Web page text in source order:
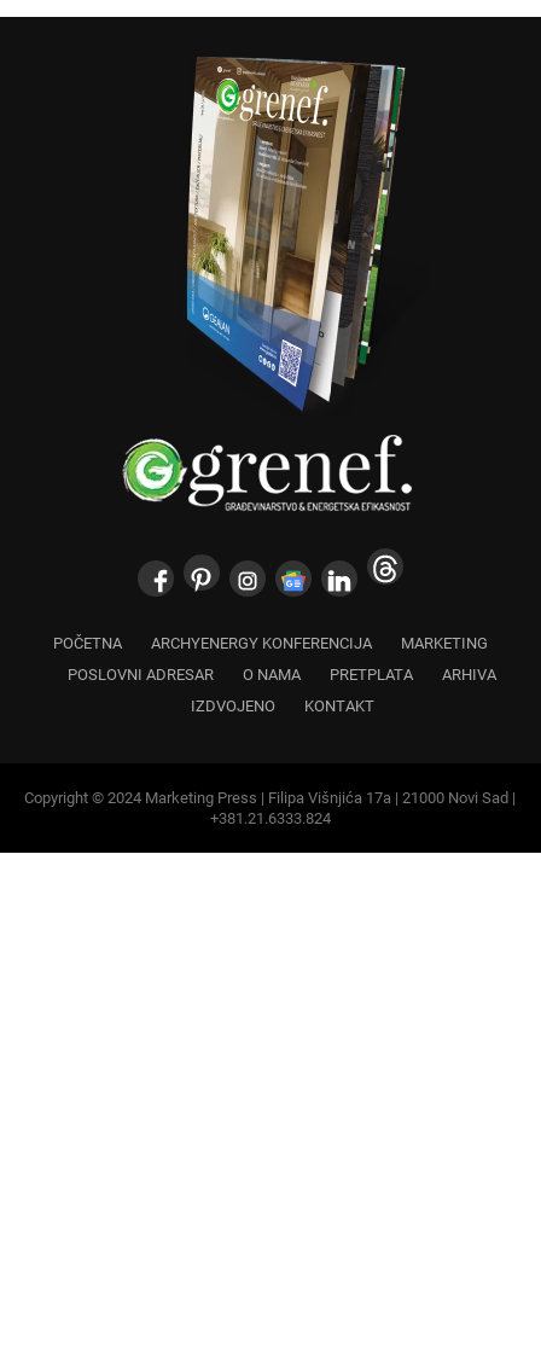
POČETNA ARCHYENERGY KONFERENCIJA
MARKETING
POSLOVNI ADRESAR
O NAMA PRETPLATA
ARHIVA
IZDVOJENO
KONTAKT
Copyright © 2024 Marketing Press | Filipa Višnjića 17a | 21000 Novi Sad |
+381.21.6333.824